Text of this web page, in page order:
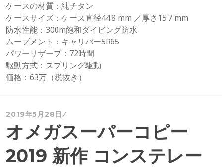
ケースの材質：純チタン
ケースサイズ：ケース直径44.8 mm ／厚さ15.7 mm
防水性能：300m飽和ダイビング防水
ムーブメント：キャリバー5R65
パワーリザーブ：72時間
駆動方式：スプリング駆動
価格：63万（税抜き）
2019年5月28日
オメガスーパーコピー
2019 新作 コンステレー